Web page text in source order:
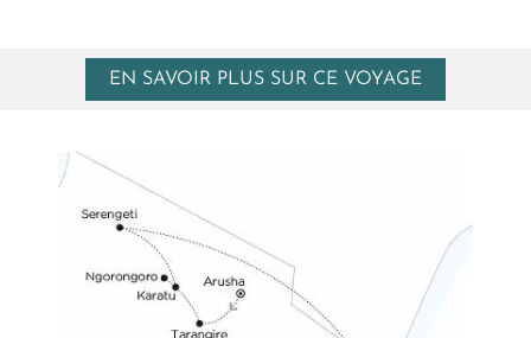
EN SAVOIR PLUS SUR CE VOYAGE